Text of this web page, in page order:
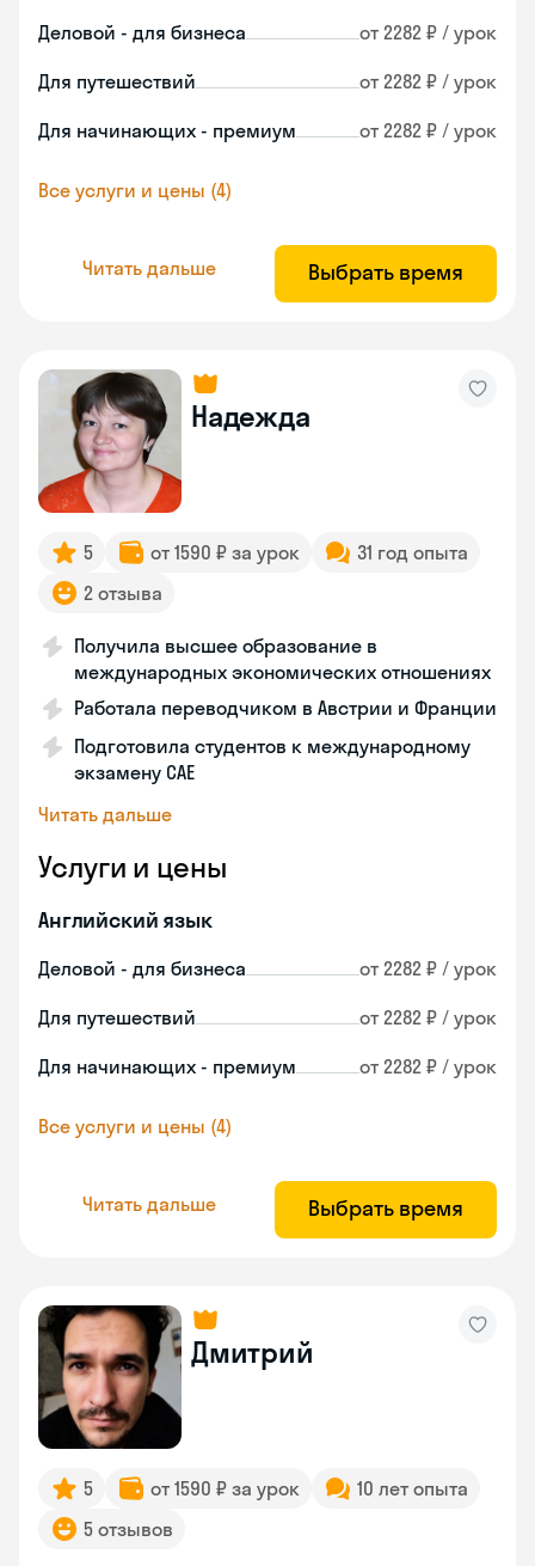
Деловой - для бизнеса от 2282 ₽ / урок
Для путешествий от 2282 ₽ / урок
Для начинающих - премиум от 2282 ₽ / урок
Все услуги и цены (4)
Читать дальше Выбрать время
Надежда
5 от 1590 ₽ за урок
31 год опыта
2 отзыва
Получила высшее образование в
международных экономических отношениях
Работала переводчиком в Австрии и Франции
Подготовила студентов к международному
экзамену CAE
Читать дальше
Услуги и цены
Английский язык
Деловой - для бизнеса от 2282 ₽ / урок
Для путешествий от 2282 ₽ / урок
Для начинающих - премиум от 2282 ₽ / урок
Все услуги и цены (4)
Читать дальше Выбрать время
Дмитрий
5 от 1590 ₽ за урок
10 лет опыта
5 отзывов